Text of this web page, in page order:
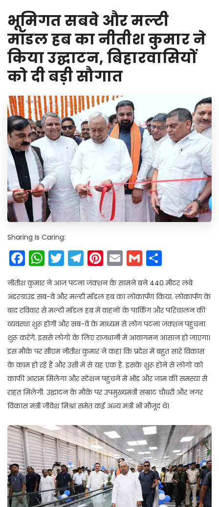
भूमिगत सबवे और मल्टी
मॉडल हब का नीतीश कुमार ने
किया उद्घाटन, बिहारवासियों
को दी बड़ी सौगात
Sharing Is Caring:
Facebook
WhatsApp
Twitter
Telegram
Pinterest
EmailGmail
नीतीश कुमार ने आज पटना जंक्शन के सामने बने 440 मीटर लंबे
अंडरग्राउंड सब-वे और मल्टी मॉडल हब का लोकार्पण किया. लोकार्पण के
बाद रविवार से मल्टी मॉडल हब में वाहनों के पार्किंग और परिचालन की
व्यवस्था शुरू होगी और सब-वे के माध्यम से लोग पटना जंक्शन पहुंचना
शुरू करेंगे. इससे लोगों के लिए राजधानी में आवागमन आसान हो जाएगा।
इस मौके पर सीएम नीतीश कुमार ने कहा कि प्रदेश में बहुत सारे विकास
के काम हो रहे हैं और उसी में से यह एक है. इसके शुरू होने से लोगों को
काफी आराम मिलेगा और स्टेशन पहुंचने में भीड़ और जाम की समस्या से
राहत मिलेगी. उद्घाटन के मौके पर उपमुख्यमंत्री सम्राट चौधरी और नगर
विकास मंत्री जीवेश मिश्रा समेत कई अन्य मंत्री भी मौजूद थे।